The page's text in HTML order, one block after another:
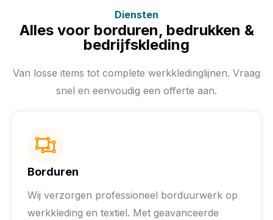
Diensten
Alles voor borduren, bedrukken &
bedrijfskleding
Van losse items tot complete werkkledinglijnen. Vraag
snel en eenvoudig een offerte aan.
Borduren
Wij verzorgen professioneel borduurwerk op
werkkleding en textiel. Met geavanceerde